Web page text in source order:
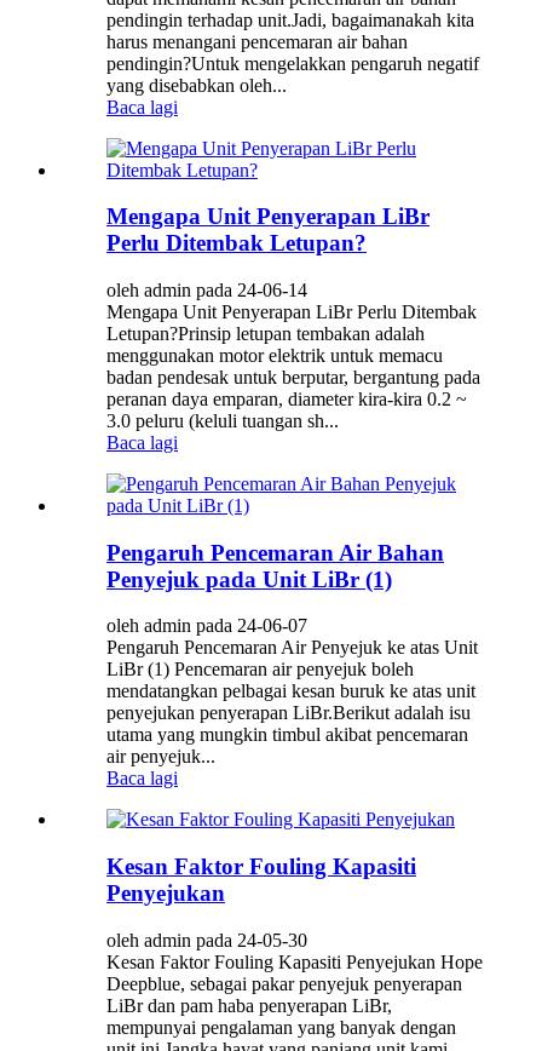
pendingin terhadap unit.Jadi, bagaimanakah kita
harus menangani pencemaran air bahan
pendingin?Untuk mengelakkan pengaruh negatif
yang disebabkan oleh...
Baca lagi
Mengapa Unit Penyerapan LiBr
Perlu Ditembak Letupan?
oleh admin pada 24-06-14
Mengapa Unit Penyerapan LiBr Perlu Ditembak
Letupan?Prinsip letupan tembakan adalah
menggunakan motor elektrik untuk memacu
badan pendesak untuk berputar, bergantung pada
peranan daya emparan, diameter kira-kira 0.2 ~
3.0 peluru (keluli tuangan sh...
Baca lagi
Pengaruh Pencemaran Air Bahan
Penyejuk pada Unit LiBr (1)
oleh admin pada 24-06-07
Pengaruh Pencemaran Air Penyejuk ke atas Unit
LiBr (1) Pencemaran air penyejuk boleh
mendatangkan pelbagai kesan buruk ke atas unit
penyejukan penyerapan LiBr.Berikut adalah isu
utama yang mungkin timbul akibat pencemaran
air penyejuk...
Baca lagi
Kesan Faktor Fouling Kapasiti
Penyejukan
oleh admin pada 24-05-30
Kesan Faktor Fouling Kapasiti Penyejukan Hope
Deepblue, sebagai pakar penyejuk penyerapan
LiBr dan pam haba penyerapan LiBr,
mempunyai pengalaman yang banyak dengan